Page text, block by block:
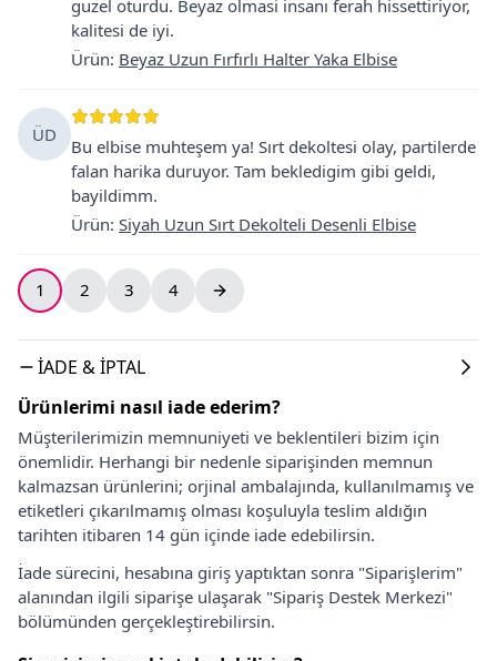
guzel oturdu. Beyaz olmasi insanı ferah hissettiriyor,
kalitesi de iyi.
Ürün: Beyaz Uzun Fırfırlı Halter Yaka Elbise
ÜD
Bu elbise muhteşem ya! Sırt dekoltesi olay, partilerde
falan harika duruyor. Tam bekledigim gibi geldi,
bayildimm.
Ürün: Siyah Uzun Sırt Dekolteli Desenli Elbise
1 2 3 4
İADE & İPTAL
Ürünlerimi nasıl iade ederim?
Müşterilerimizin memnuniyeti ve beklentileri bizim için
önemlidir. Herhangi bir nedenle siparişinden memnun
kalmazsan ürünlerini; orjinal ambalajında, kullanılmamış ve
etiketleri çıkarılmamış olması koşuluyla teslim aldığın
tarihten itibaren 14 gün içinde iade edebilirsin.
İade sürecini, hesabına giriş yaptıktan sonra "Siparişlerim"
alanından ilgili siparişe ulaşarak "Sipariş Destek Merkezi"
bölümünden gerçekleştirebilirsin.